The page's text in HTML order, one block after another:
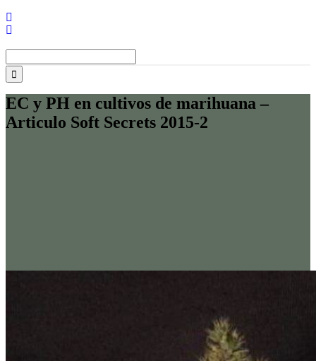
EC y PH en cultivos de marihuana –
Articulo Soft Secrets 2015-2